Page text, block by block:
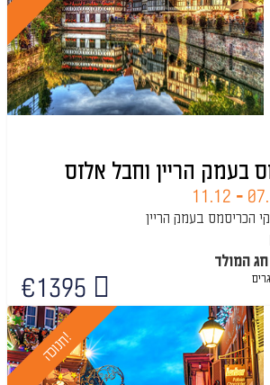
בעמק הריין וחבל אלזס
-
11.12
הכריסמס בעמק הריין
המולד
€1395
ח
נ
ו
כ
ה
!